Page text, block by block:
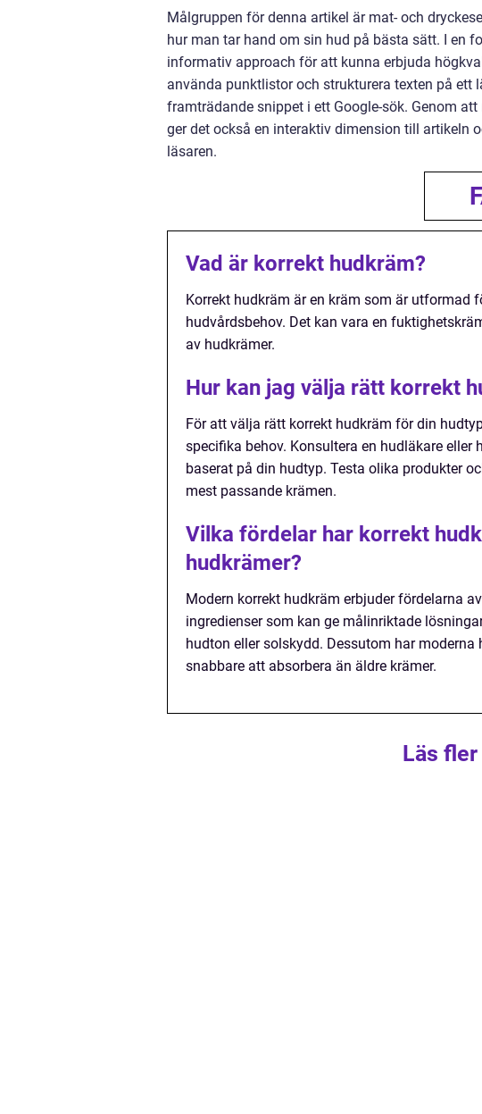
Målgruppen för denna artikel är mat- och
hur man tar hand om sin hud på bästa sätt. I en
informativ approach för att kunna erbjuda
använda punktlistor och strukturera texten på
framträdande snippet i ett Google-sök. Genom
ger det också en interaktiv dimension till artikeln
läsaren.
Vad är korrekt hudkräm?
Korrekt hudkräm är en kräm som är
hudvårdsbehov. Det kan vara en
av hudkrämer.
Hur kan jag välja rätt korrekt
För att välja rätt korrekt hudkräm för din
specifika behov. Konsultera en hudläkare
baserat på din hudtyp. Testa olika produkter
mest passande krämen.
Vilka fördelar har korrekt
hudkrämer?
Modern korrekt hudkräm erbjuder fördelarna
ingredienser som kan ge målinriktade
hudton eller solskydd. Dessutom har
snabbare att absorbera än äldre krämer.
Läs